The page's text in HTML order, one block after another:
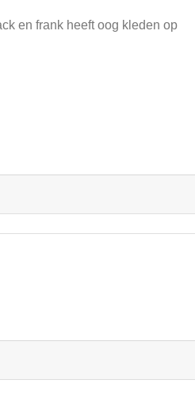
en frank heeft oog kleden op